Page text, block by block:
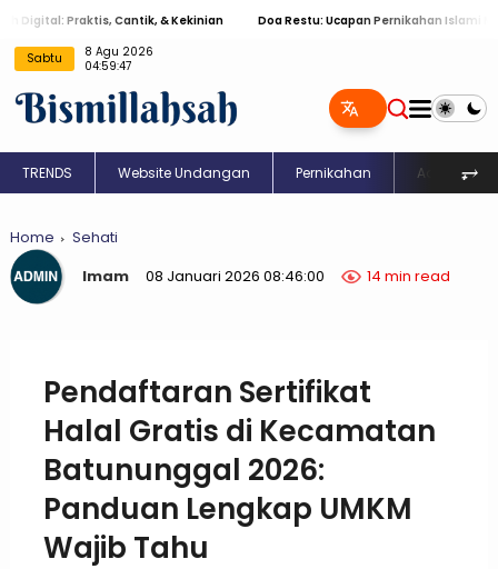
Praktis, Cantik, & Kekinian Doa Restu: Ucapan Pernikahan Islami Menyentuh
Sabtu
8 Agu 2026
04:59:48
TRENDS Website Undangan Pernikahan Aqiqah⥅
Home
Sehati
Imam
08 Januari 2026 08:46:00 14 min read
Pendaftaran Sertifikat
Halal Gratis di Kecamatan
Batununggal 2026:
Panduan Lengkap UMKM
Wajib Tahu